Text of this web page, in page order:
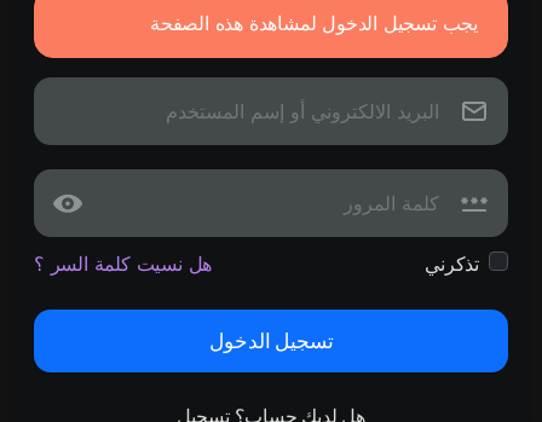
يجب تسجيل الدخول لمشاهدة هذه الصفحة
تذكرني هل نسيت كلمة السر ؟
تسجيل الدخول
هل لديك حساب؟تسجيل